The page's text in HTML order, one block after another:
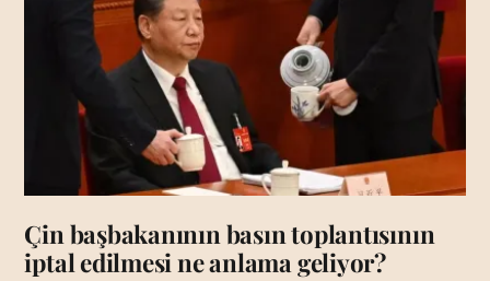
Çin başbakanının basın toplantısının
iptal edilmesi ne anlama geliyor?